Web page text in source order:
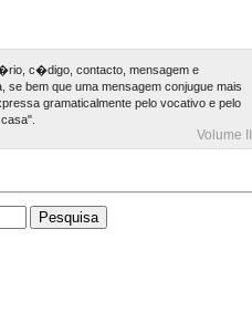
c�digo, contacto, mensagem e
bem que uma mensagem conjugue mais
gramaticalmente pelo vocativo e pelo
Volume II